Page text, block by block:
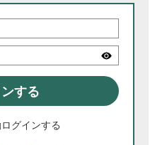
する
グインする